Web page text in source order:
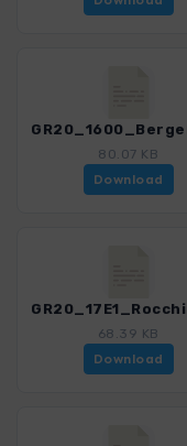
80.07 KB
Download
68.39 KB
Download